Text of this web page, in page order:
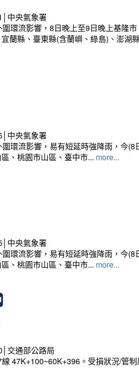
中央氣象署
環流影響，8日晚上至9日晚上基隆
蘭縣、臺東縣(含蘭嶼、綠島)、澎湖
中央氣象署
環流影響，易有短延時強降雨，今
、桃園市山區、臺中市... more...
中央氣象署
環流影響，易有短延時強降雨，今
、桃園市山區、臺中市... more...
交通部公路局
47K+100~60K+396。受損狀況/管